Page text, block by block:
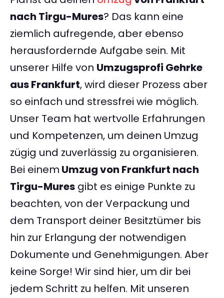
nach Tirgu-Mures? Das kann eine
ziemlich aufregende, aber ebenso
herausfordernde Aufgabe sein. Mit
unserer Hilfe von Umzugsprofi Gehrke
aus Frankfurt, wird dieser Prozess aber
so einfach und stressfrei wie möglich.
Unser Team hat wertvolle Erfahrungen
und Kompetenzen, um deinen Umzug
zügig und zuverlässig zu organisieren.
Bei einem Umzug von Frankfurt nach
Tirgu-Mures gibt es einige Punkte zu
beachten, von der Verpackung und
dem Transport deiner Besitztümer bis
hin zur Erlangung der notwendigen
Dokumente und Genehmigungen. Aber
keine Sorge! Wir sind hier, um dir bei
jedem Schritt zu helfen. Mit unseren